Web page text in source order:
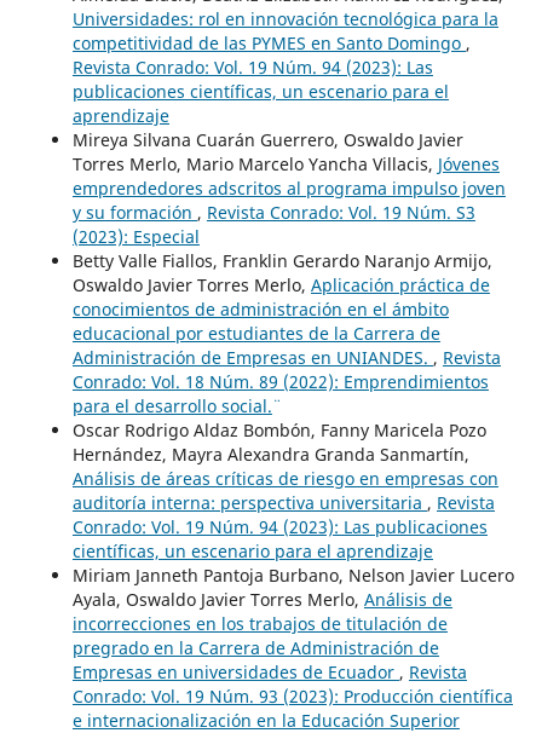
Universidades: rol en innovación tecnológica para la
competitividad de las PYMES en Santo Domingo ,
Revista Conrado: Vol. 19 Núm. 94 (2023): Las
publicaciones científicas, un escenario para el
aprendizaje
Mireya Silvana Cuarán Guerrero, Oswaldo Javier
Torres Merlo, Mario Marcelo Yancha Villacis, Jóvenes
emprendedores adscritos al programa impulso joven
y su formación , Revista Conrado: Vol. 19 Núm. S3
(2023): Especial
Betty Valle Fiallos, Franklin Gerardo Naranjo Armijo,
Oswaldo Javier Torres Merlo, Aplicación práctica de
conocimientos de administración en el ámbito
educacional por estudiantes de la Carrera de
Administración de Empresas en UNIANDES. , Revista
Conrado: Vol. 18 Núm. 89 (2022): ¨Emprendimientos
para el desarrollo social.¨
Oscar Rodrigo Aldaz Bombón, Fanny Maricela Pozo
Hernández, Mayra Alexandra Granda Sanmartín,
Análisis de áreas críticas de riesgo en empresas con
auditoría interna: perspectiva universitaria , Revista
Conrado: Vol. 19 Núm. 94 (2023): Las publicaciones
científicas, un escenario para el aprendizaje
Miriam Janneth Pantoja Burbano, Nelson Javier Lucero
Ayala, Oswaldo Javier Torres Merlo, Análisis de
incorrecciones en los trabajos de titulación de
pregrado en la Carrera de Administración de
Empresas en universidades de Ecuador , Revista
Conrado: Vol. 19 Núm. 93 (2023): Producción científica
e internacionalización en la Educación Superior